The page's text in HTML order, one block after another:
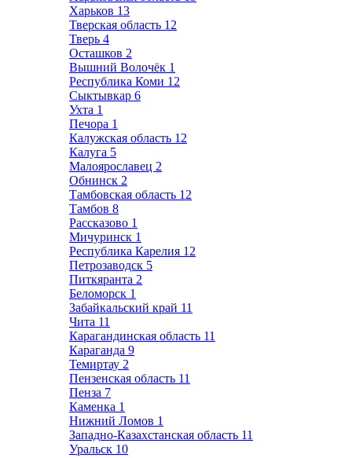
Харьков 13
Тверская область 12
Тверь 4
Осташков 2
Вышний Волочёк 1
Республика Коми 12
Сыктывкар 6
Ухта 1
Печора 1
Калужская область 12
Калуга 5
Малоярославец 2
Обнинск 2
Тамбовская область 12
Тамбов 8
Рассказово 1
Мичуринск 1
Республика Карелия 12
Петрозаводск 5
Питкяранта 2
Беломорск 1
Забайкальский край 11
Чита 11
Карагандинская область 11
Караганда 9
Темиртау 2
Пензенская область 11
Пенза 7
Каменка 1
Нижний Ломов 1
Западно-Казахстанская область 11
Уральск 10